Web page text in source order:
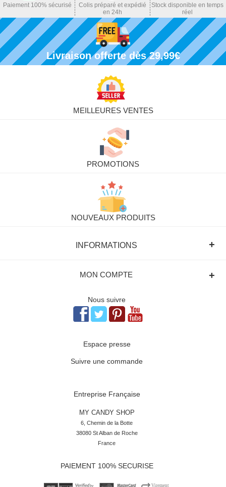
Paiement 100% sécurisé
Colis préparé et expédié
en 24h
Stock disponible en temps
réel
Livraison offerte dès 29,99€
MEILLEURES VENTES
PROMOTIONS
NOUVEAUX PRODUITS
+
INFORMATIONS
+
MON COMPTE
Nous suivre
Espace presse
Suivre une commande
Entreprise Française
MY CANDY SHOP
6, Chemin de la Botte
38080 St Alban de Roche
France
PAIEMENT 100% SECURISE